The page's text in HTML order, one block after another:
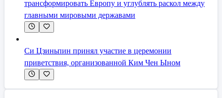
трансформировать Европу и углублять раскол между
главными мировыми державами
Си Цзиньпин принял участие в церемонии
приветствия, организованной Ким Чен Ыном